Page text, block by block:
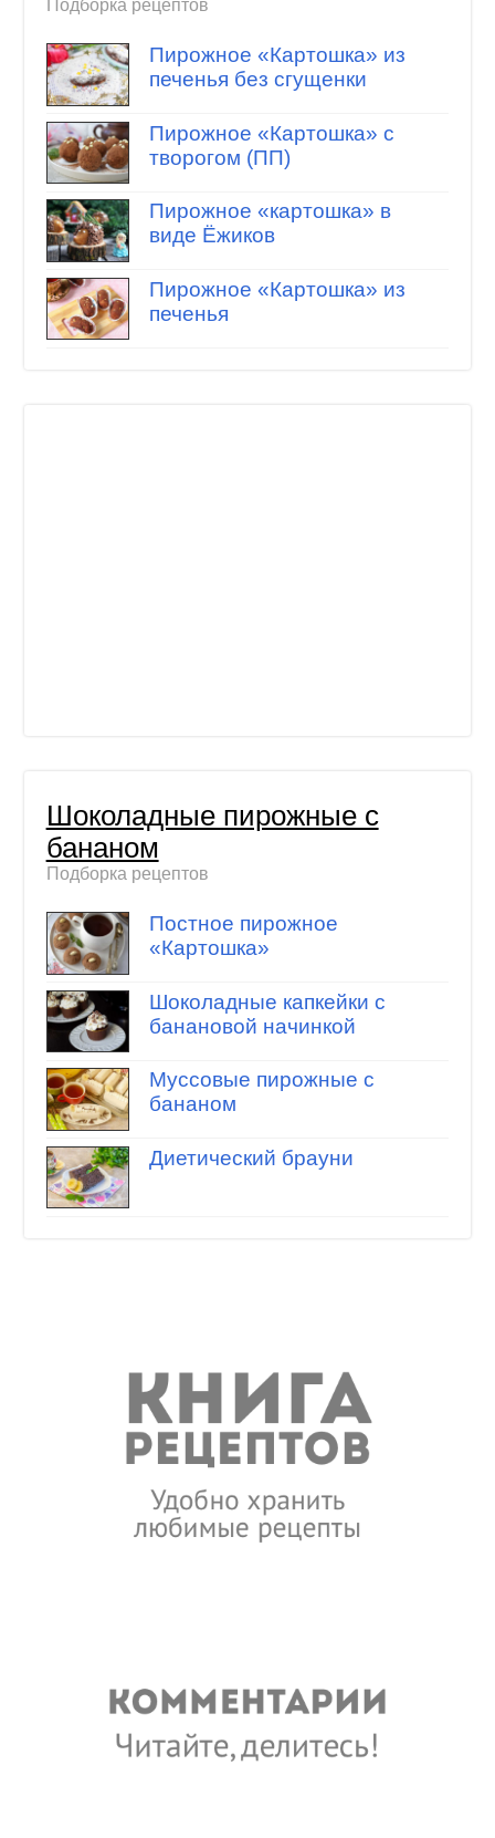
Подборка рецептов
Пирожное «Картошка» из
печенья без сгущенки
Пирожное «Картошка» с
творогом (ПП)
Пирожное «картошка» в
виде Ёжиков
Пирожное «Картошка» из
печенья
Шоколадные пирожные с
бананом
Подборка рецептов
Постное пирожное
«Картошка»
Шоколадные капкейки с
банановой начинкой
Муссовые пирожные с
бананом
Диетический брауни